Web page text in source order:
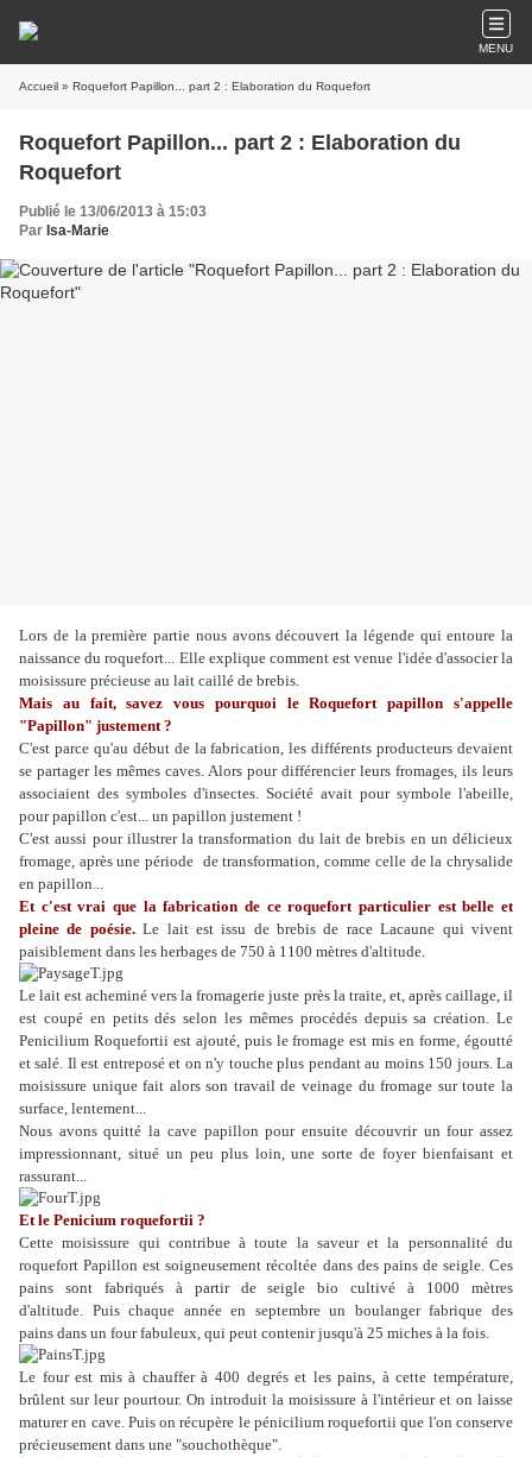
MENU
Accueil » Roquefort Papillon... part 2 : Elaboration du Roquefort
Roquefort Papillon... part 2 : Elaboration du
Roquefort
Publié le 13/06/2013 à 15:03
Par Isa-Marie
Lors de la première partie nous avons découvert la légende qui entoure la
naissance du roquefort... Elle explique comment est venue l'idée d'associer la
moisissure précieuse au lait caillé de brebis.
Mais au fait, savez vous pourquoi le Roquefort papillon s'appelle
"Papillon" justement ?
C'est parce qu'au début de la fabrication, les différents producteurs devaient
se partager les mêmes caves. Alors pour différencier leurs fromages, ils leurs
associaient des symboles d'insectes. Société avait pour symbole l'abeille,
pour papillon c'est... un papillon justement !
C'est aussi pour illustrer la transformation du lait de brebis en un délicieux
fromage, après une période de transformation, comme celle de la chrysalide
en papillon...
Et c'est vrai que la fabrication de ce roquefort particulier est belle et
pleine de poésie.Le lait est issu de brebis de race Lacaune qui vivent
paisiblement dans les herbages de 750 à 1100 mètres d'altitude.
Le lait est acheminé vers la fromagerie juste près la traite, et, après caillage, il
est coupé en petits dés selon les mêmes procédés depuis sa création. Le
Penicilium Roquefortii est ajouté, puis le fromage est mis en forme, égoutté
et salé. Il est entreposé et on n'y touche plus pendant au moins 150 jours. La
moisissure unique fait alors son travail de veinage du fromage sur toute la
surface, lentement...
Nous avons quitté la cave papillon pour ensuite découvrir un four assez
impressionnant, situé un peu plus loin, une sorte de foyer bienfaisant et
rassurant...
Et le Penicium roquefortii ?
Cette moisissure qui contribue à toute la saveur et la personnalité du
roquefort Papillon est soigneusement récoltée dans des pains de seigle. Ces
pains sont fabriqués à partir de seigle bio cultivé à 1000 mètres
d'altitude. Puis chaque année en septembre un boulanger fabrique des
pains dans un four fabuleux, qui peut contenir jusqu'à 25 miches à la fois.
Le four est mis à chauffer à 400 degrés et les pains, à cette température,
brûlent sur leur pourtour. On introduit la moisissure à l'intérieur et on laisse
maturer en cave. Puis on récupère le pénicilium roquefortii que l'on conserve
précieusement dans une "souchothèque".